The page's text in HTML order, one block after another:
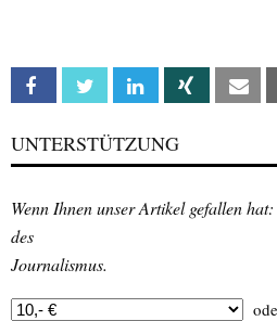
Facebook Twitter Linkedin Xing
UNTERSTÜTZUNG
Wenn Ihnen unser Artikel gefallen
des
Journalismus.